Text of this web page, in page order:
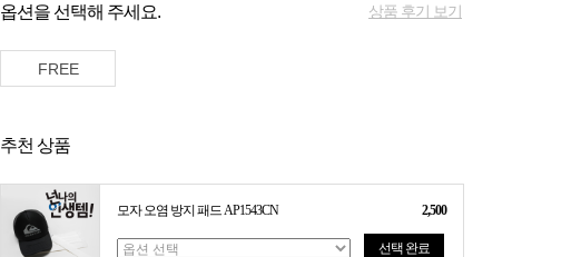
옵션을 선택해 주세요. 상품 후기 보기
FREE
추천 상품
모자 오염 방지 패드 AP1543CN 2,500
선택 완료